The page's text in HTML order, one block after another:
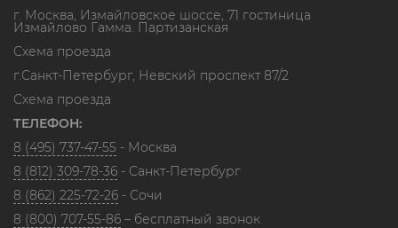
г. Москва, Измайловское шоссе, 71 гостиница
Измайлово Гамма. Партизанская
Схема проезда
г.Санкт-Петербург, Невский проспект 87/2
Схема проезда
ТЕЛЕФОН:
8 (495) 737-47-55 - Москва
8 (812) 309-78-36 - Санкт-Петербург
8 (862) 225-72-26 - Сочи
8 (800) 707-55-86 – бесплатный звонок